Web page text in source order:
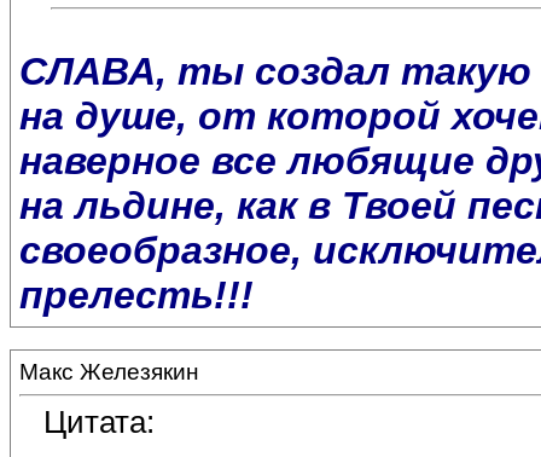
СЛАВА, ты создал
на душе, от которой
наверное все любящие
на льдине, как в Твоей
своеобразное,
прелесть!!!
Макс Железякин
Цитата: